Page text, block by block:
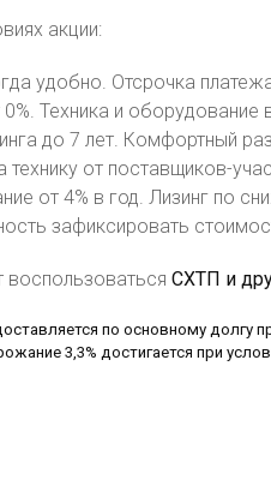
акции:
удобно. Отсрочка
Техника и оборудование
до 7 лет. Комфортный
технику от поставщиков-
от 4% в год. Лизинг по
зафиксировать
воспользоватьсяСХТП и
по основному долгу
3,3% достигается при